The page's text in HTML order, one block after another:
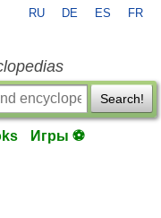
RU DE ES FR
Search!
Игры ⚽